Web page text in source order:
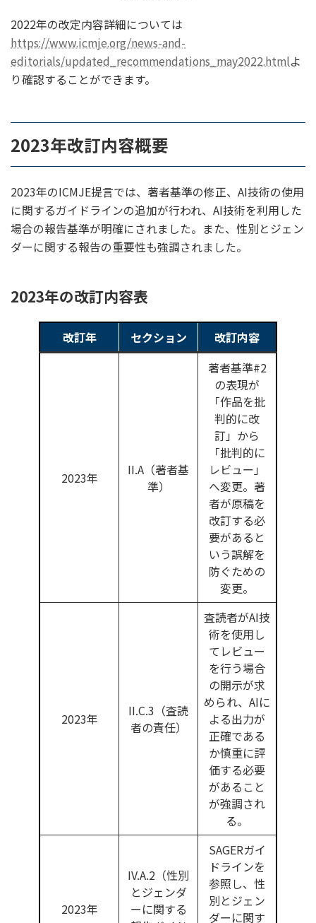
2022年の改定内容詳細については
https://www.icmje.org/news-and-
editorials/updated_recommendations_may2022.htmlよ
り確認することができます。
2023年改訂内容概要
2023年のICMJE提言では、著者基準の修正、AI技術の使用
に関するガイドラインの追加が行われ、AI技術を利用した
場合の報告基準が明確にされました。また、性別とジェン
ダーに関する報告の重要性も強調されました。
2023年の改訂内容表
改訂年 セクション 改訂内容
2023年
II.A（著者基
準）
著者基準#2
の表現が
「作品を批
判的に改
訂」から
「批判的に
レビュー」
へ変更。著
者が原稿を
改訂する必
要があると
いう誤解を
防ぐための
変更。
2023年
II.C.3（査読
者の責任）
査読者がAI技
術を使用し
てレビュー
を行う場合
の開示が求
められ、AIに
よる出力が
正確である
か慎重に評
価する必要
があること
が強調され
る。
2023年
IV.A.2（性別
とジェンダ
ーに関する
SAGERガイ
ドラインを
参照し、性
別とジェン
ダーに関す